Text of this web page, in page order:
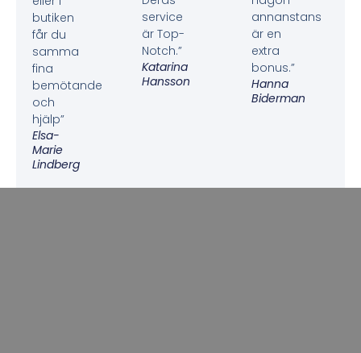
butiken
får du
samma
fina
bemötande
och
hjälp”
Elsa-
Marie
Lindberg
service
är Top-
Notch.”
Katarina
Hansson
annanstans
är en
extra
bonus.”
Hanna
Biderman